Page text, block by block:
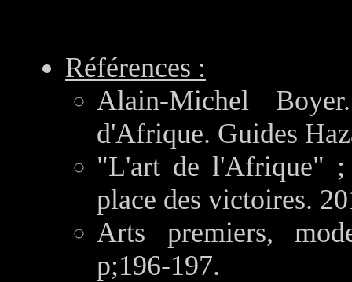
Références :
Alain-Michel
d'Afrique. Guides
"L'art de l'Afrique"
place des victoires.
Arts premiers,
p;196-197.